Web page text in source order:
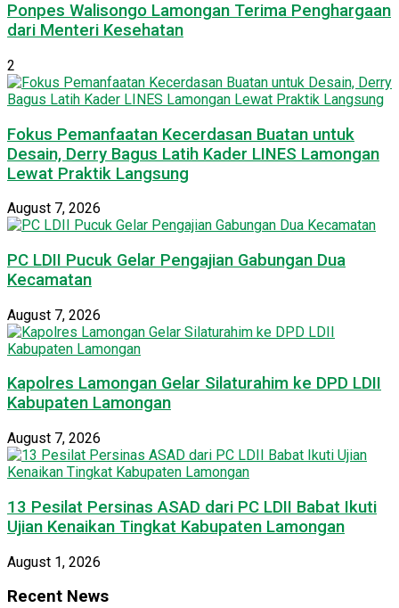
Ponpes Walisongo Lamongan Terima Penghargaan
dari Menteri Kesehatan
2
Fokus Pemanfaatan Kecerdasan Buatan untuk
Desain, Derry Bagus Latih Kader LINES Lamongan
Lewat Praktik Langsung
August 7, 2026
PC LDII Pucuk Gelar Pengajian Gabungan Dua
Kecamatan
August 7, 2026
Kapolres Lamongan Gelar Silaturahim ke DPD LDII
Kabupaten Lamongan
August 7, 2026
13 Pesilat Persinas ASAD dari PC LDII Babat Ikuti
Ujian Kenaikan Tingkat Kabupaten Lamongan
August 1, 2026
Recent News